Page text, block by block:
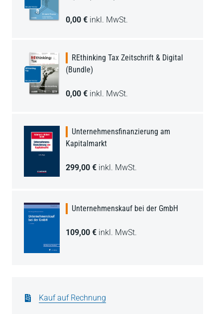
0,00 € inkl. MwSt.
REthinking Tax Zeitschrift & Digital
(Bundle)
0,00 € inkl. MwSt.
Unternehmensfinanzierung am
Kapitalmarkt
299,00 € inkl. MwSt.
Unternehmenskauf bei der GmbH
109,00 € inkl. MwSt.
Kauf auf Rechnung